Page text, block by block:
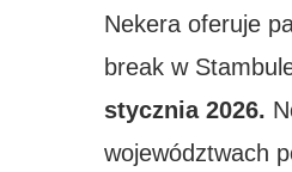
Nekera oferuje
break w
stycznia 2026.
województwach